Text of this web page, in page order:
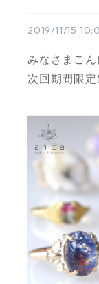
2019/11/15
みなさまこん
次回期間限定